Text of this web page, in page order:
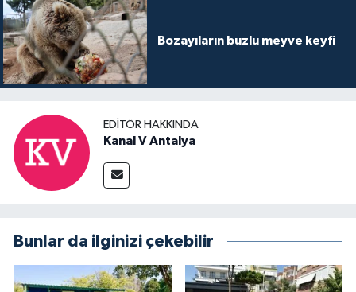
Bozayıların buzlu meyve keyfi
EDITÖR HAKKINDA
Kanal V Antalya
Bunlar da ilginizi çekebilir